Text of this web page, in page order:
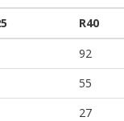
R40
92
55
27